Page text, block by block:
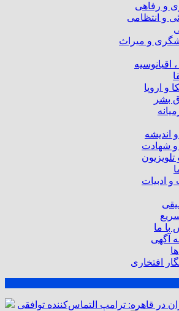
و رفاهی
و انتظامی
و میراث
، اقیانوسیه
و اروپا
بشر
و اندیشه
و شهادت
تلویزیون
و ادبیات
با ما
آگهی
افتخاری
در قاهره: ترامپ التماس‌کننده توافقی